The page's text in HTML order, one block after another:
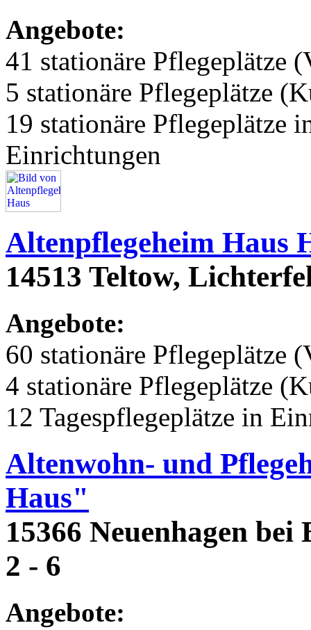
Angebote:
41 stationäre Pflegeplätze
5 stationäre Pflegeplätze
19 stationäre Pflegeplätze
Einrichtungen
Altenpflegeheim Haus
14513 Teltow,
Angebote:
60 stationäre Pflegeplätze
4 stationäre Pflegeplätze
12 Tagespflegeplätze in
Altenwohn- und
Haus"
15366 Neuenhagen
2 - 6
Angebote: